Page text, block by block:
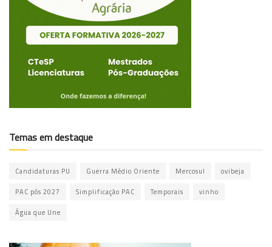
Temas em destaque
Candidaturas PU Guerra Médio Oriente Mercosul ovibeja
PAC pós 2027 Simplificação PAC Temporais vinho
Água que Une